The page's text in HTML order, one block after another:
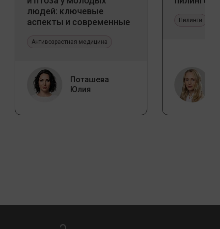
людей: ключевые
аспекты и современные
Антивозрастная медицина
Поташева
Юлия
Пилинги